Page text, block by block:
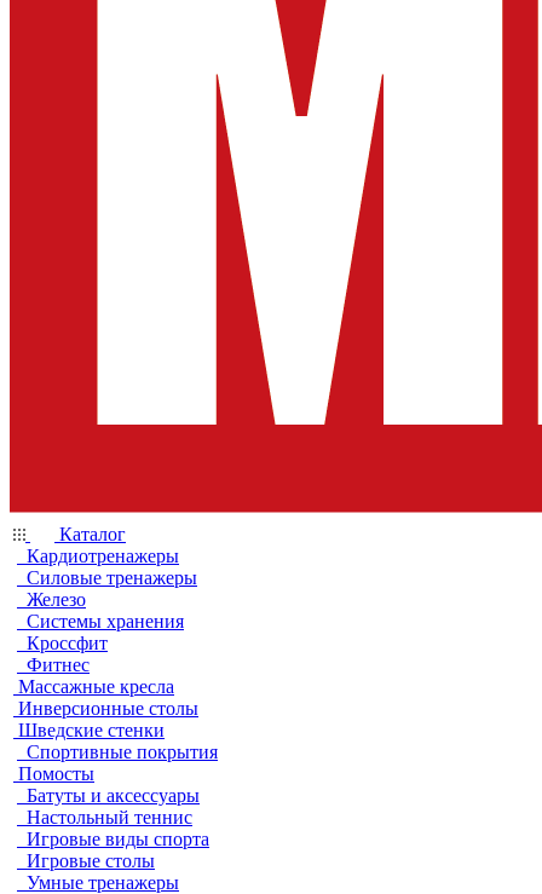
Каталог
Кардиотренажеры
Силовые тренажеры
Железо
Системы хранения
Кроссфит
Фитнес
Массажные кресла
Инверсионные столы
Шведские стенки
Спортивные покрытия
Помосты
Батуты и аксессуары
Настольный теннис
Игровые виды спорта
Игровые столы
Умные тренажеры